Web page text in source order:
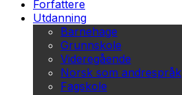
Forfattere
Utdanning
Barnehage
Grunnskole
Videregående
Norsk som andrespråk
Fagskole